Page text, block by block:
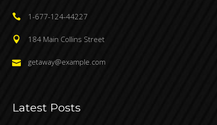
1-677-124-44227
184 Main Collins Street
getaway@example.com
Latest Posts